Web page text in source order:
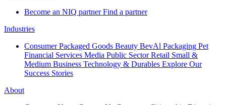
Become an NIQ partner Find a partner
Industries
Consumer Packaged Goods Beauty BevAl Packaging Pet
Financial Services Media Public Sector Retail Small &
Medium Business Technology & Durables Explore Our
Success Stories
About